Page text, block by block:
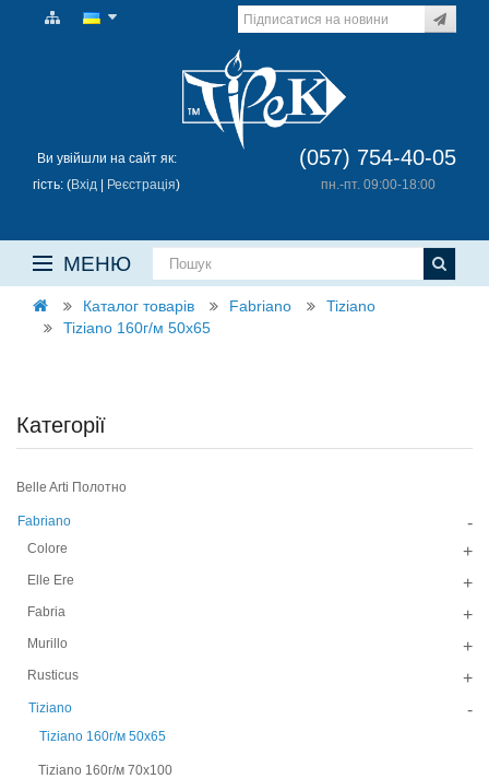
Ви увійшли на сайт як:
гість: (Вхід | Реєстрація)
(057) 754-40-05
пн.-пт. 09:00-18:00
МЕНЮ
Каталог товарів Fabriano
Tiziano
Tiziano 160г/м 50х65
Категорії
Belle Arti Полотно
-
Fabriano
+
Colore
+
Elle Ere
+
Fabria
+
Murillo
+
Rusticus
-
Tiziano
Tiziano 160г/м 50х65
Tiziano 160г/м 70х100